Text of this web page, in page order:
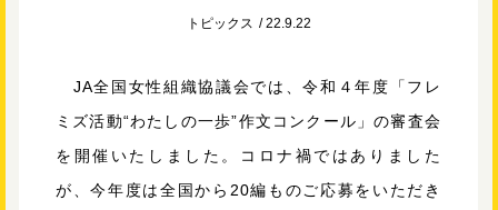
トピックス 22.9.22
JA全国女性組織協議会では、令和４年度「フレ
ミズ活動“わたしの一歩”作文コンクール」の審査会
を開催いたしました。コロナ禍ではありました
が、今年度は全国から20編ものご応募をいただき